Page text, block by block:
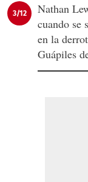
3/12
Nathan
cuando se
en la
Guápiles